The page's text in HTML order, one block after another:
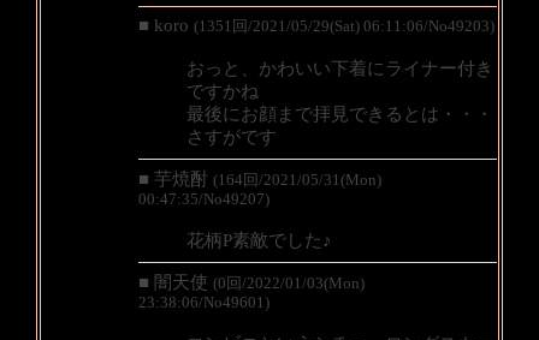
■ koro (1351回/2021/05/29(Sat) 06:11:06/No49203)
おっと、かわいい下着にライナー付き
ですかね
最後にお顔まで拝見できるとは・・・
さすがです
■ 芋焼酎 (164回/2021/05/31(Mon)
00:47:35/No49207)
花柄P素敵でした♪
■ 闇天使 (0回/2022/01/03(Mon)
23:38:06/No49601)